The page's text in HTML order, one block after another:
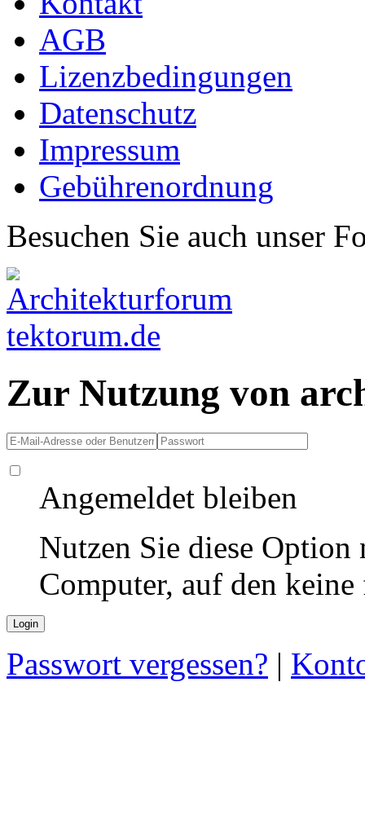
AGB
Lizenzbedingungen
Datenschutz
Impressum
Gebührenordnung
Besuchen Sie auch unser
Zur Nutzung von
Angemeldet bleiben
Nutzen Sie diese
Computer, auf den
Passwort vergessen? |